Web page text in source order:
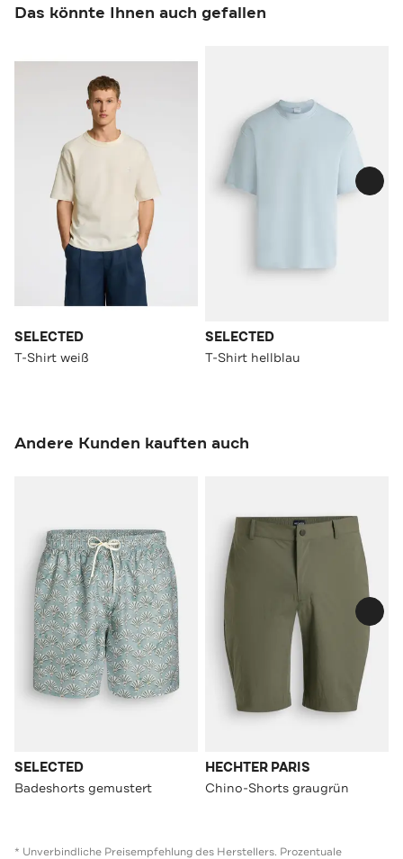
Das könnte Ihnen auch gefallen
SELECTED
T-Shirt weiß
SELECTED
T-Shirt hellblau
Andere Kunden kauften auch
SELECTED
Badeshorts gemustert
HECHTER PARIS
Chino-Shorts graugrün
* Unverbindliche Preisempfehlung des Herstellers. Prozentuale